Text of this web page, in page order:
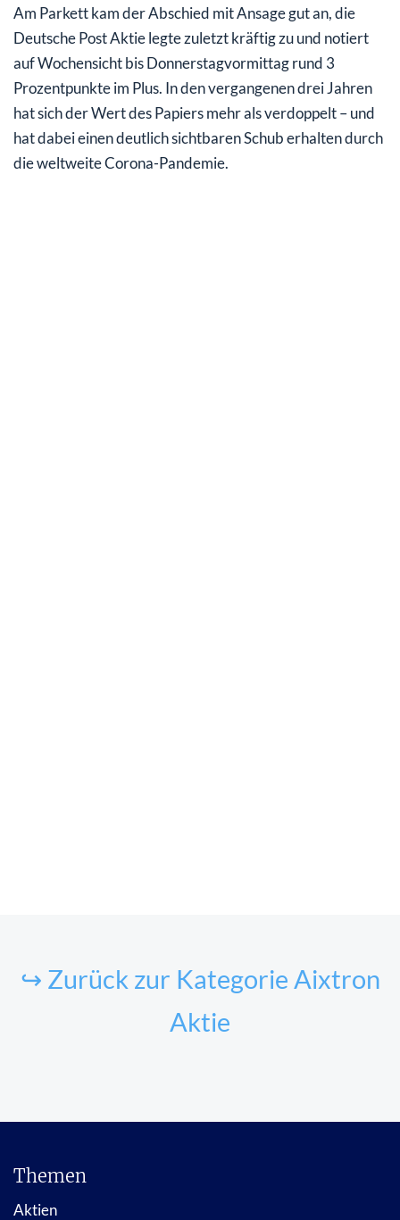
Am Parkett kam der Abschied mit Ansage gut an, die
Deutsche Post Aktie legte zuletzt kräftig zu und notiert
auf Wochensicht bis Donnerstagvormittag rund 3
Prozentpunkte im Plus. In den vergangenen drei Jahren
hat sich der Wert des Papiers mehr als verdoppelt – und
hat dabei einen deutlich sichtbaren Schub erhalten durch
die weltweite Corona-Pandemie.
↪ Zurück zur Kategorie Aixtron
Aktie
Themen
Aktien